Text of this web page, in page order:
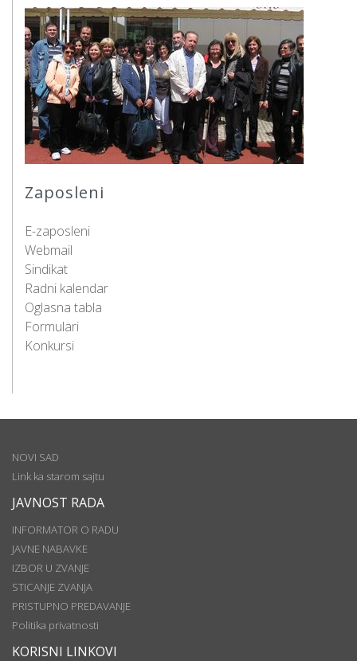
Zaposleni
E-zaposleni
Webmail
Sindikat
Radni kalendar
Oglasna tabla
Formulari
Konkursi
NOVI SAD
Link ka starom sajtu
JAVNOST RADA
INFORMATOR O RADU
JAVNE NABAVKE
IZBOR U ZVANJE
STICANJE ZVANJA
PRISTUPNO PREDAVANJE
Politika privatnosti
KORISNI LINKOVI